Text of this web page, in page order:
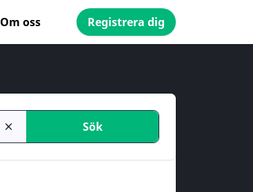
Om oss Registrera dig
Sök